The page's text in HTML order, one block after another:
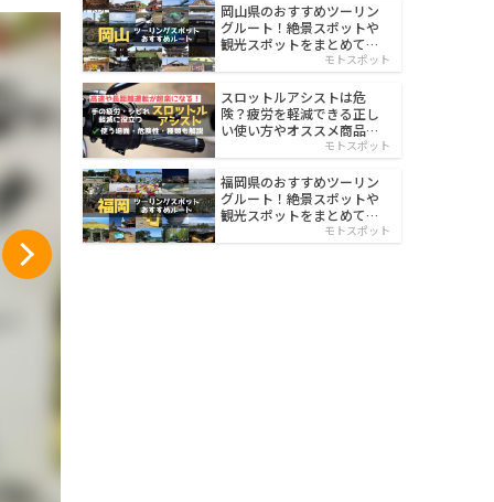
岡山県のおすすめツーリン
グルート！絶景スポットや
観光スポットをまとめて紹
モトスポット
スロットルアシストは危
険？疲労を軽減できる正し
い使い方やオススメ商品を
モトスポット
福岡県のおすすめツーリン
グルート！絶景スポットや
観光スポットをまとめて紹
モトスポット